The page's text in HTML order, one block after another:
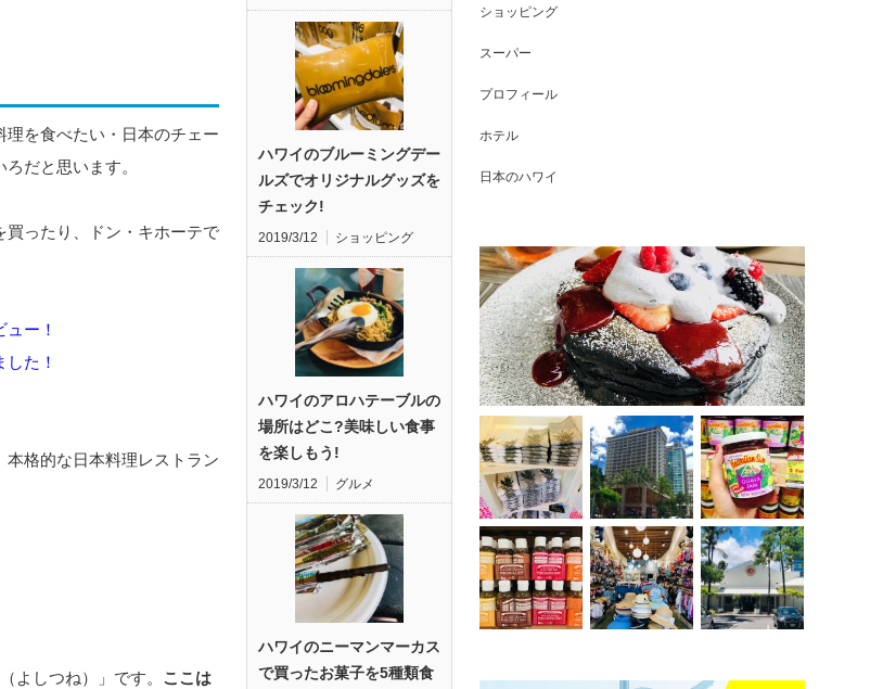
を食べたい・日本のチェー
だと思います。
ったり、ドン・キホーテで
ー！
た！
格的な日本料理レストラン
よしつね）」です。 ここは
ハワイのブルーミングデー
ルズでオリジナルグッズを
チェック!
2019/3/12 ショッピング
ハワイのアロハテーブルの
場所はどこ?美味しい食事
を楽しもう!
2019/3/12 グルメ
ハワイのニーマンマーカス
で買ったお菓子を5種類食
ショッピング
スーパー
プロフィール
ホテル
日本のハワイ